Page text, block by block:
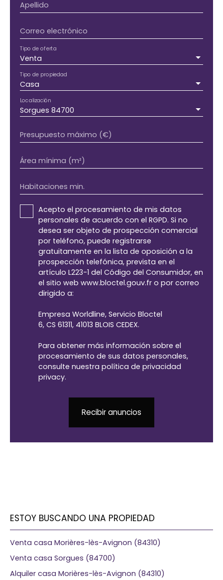
Apellido
Correo electrónico
Venta
Tipo de oferta
Casa
Tipo de propiedad
Sorgues 84700
Localización
Presupuesto máximo (€)
Área mínima (m²)
Habitaciones min.
Acepto el procesamiento de mis datos
personales de acuerdo con el RGPD. Si no
desea ser objeto de prospección comercial
por teléfono, puede registrarse
gratuitamente en la lista de oposición a la
prospección telefónica, prevista en el
artículo L223-1 del Código del Consumidor, en
el sitio web www.bloctel.gouv.fr o por correo
dirigido a:
Empresa Worldline, Servicio Bloctel
6, CS 61311, 41013 BLOIS CEDEX.
Para obtener más información sobre el
procesamiento de sus datos personales,
consulte nuestra política de privacidad
privacy.
Recibir anuncios
ESTOY BUSCANDO UNA PROPIEDAD
Venta casa Morières-lès-Avignon (84310)
Venta casa Sorgues (84700)
Alquiler casa Morières-lès-Avignon (84310)